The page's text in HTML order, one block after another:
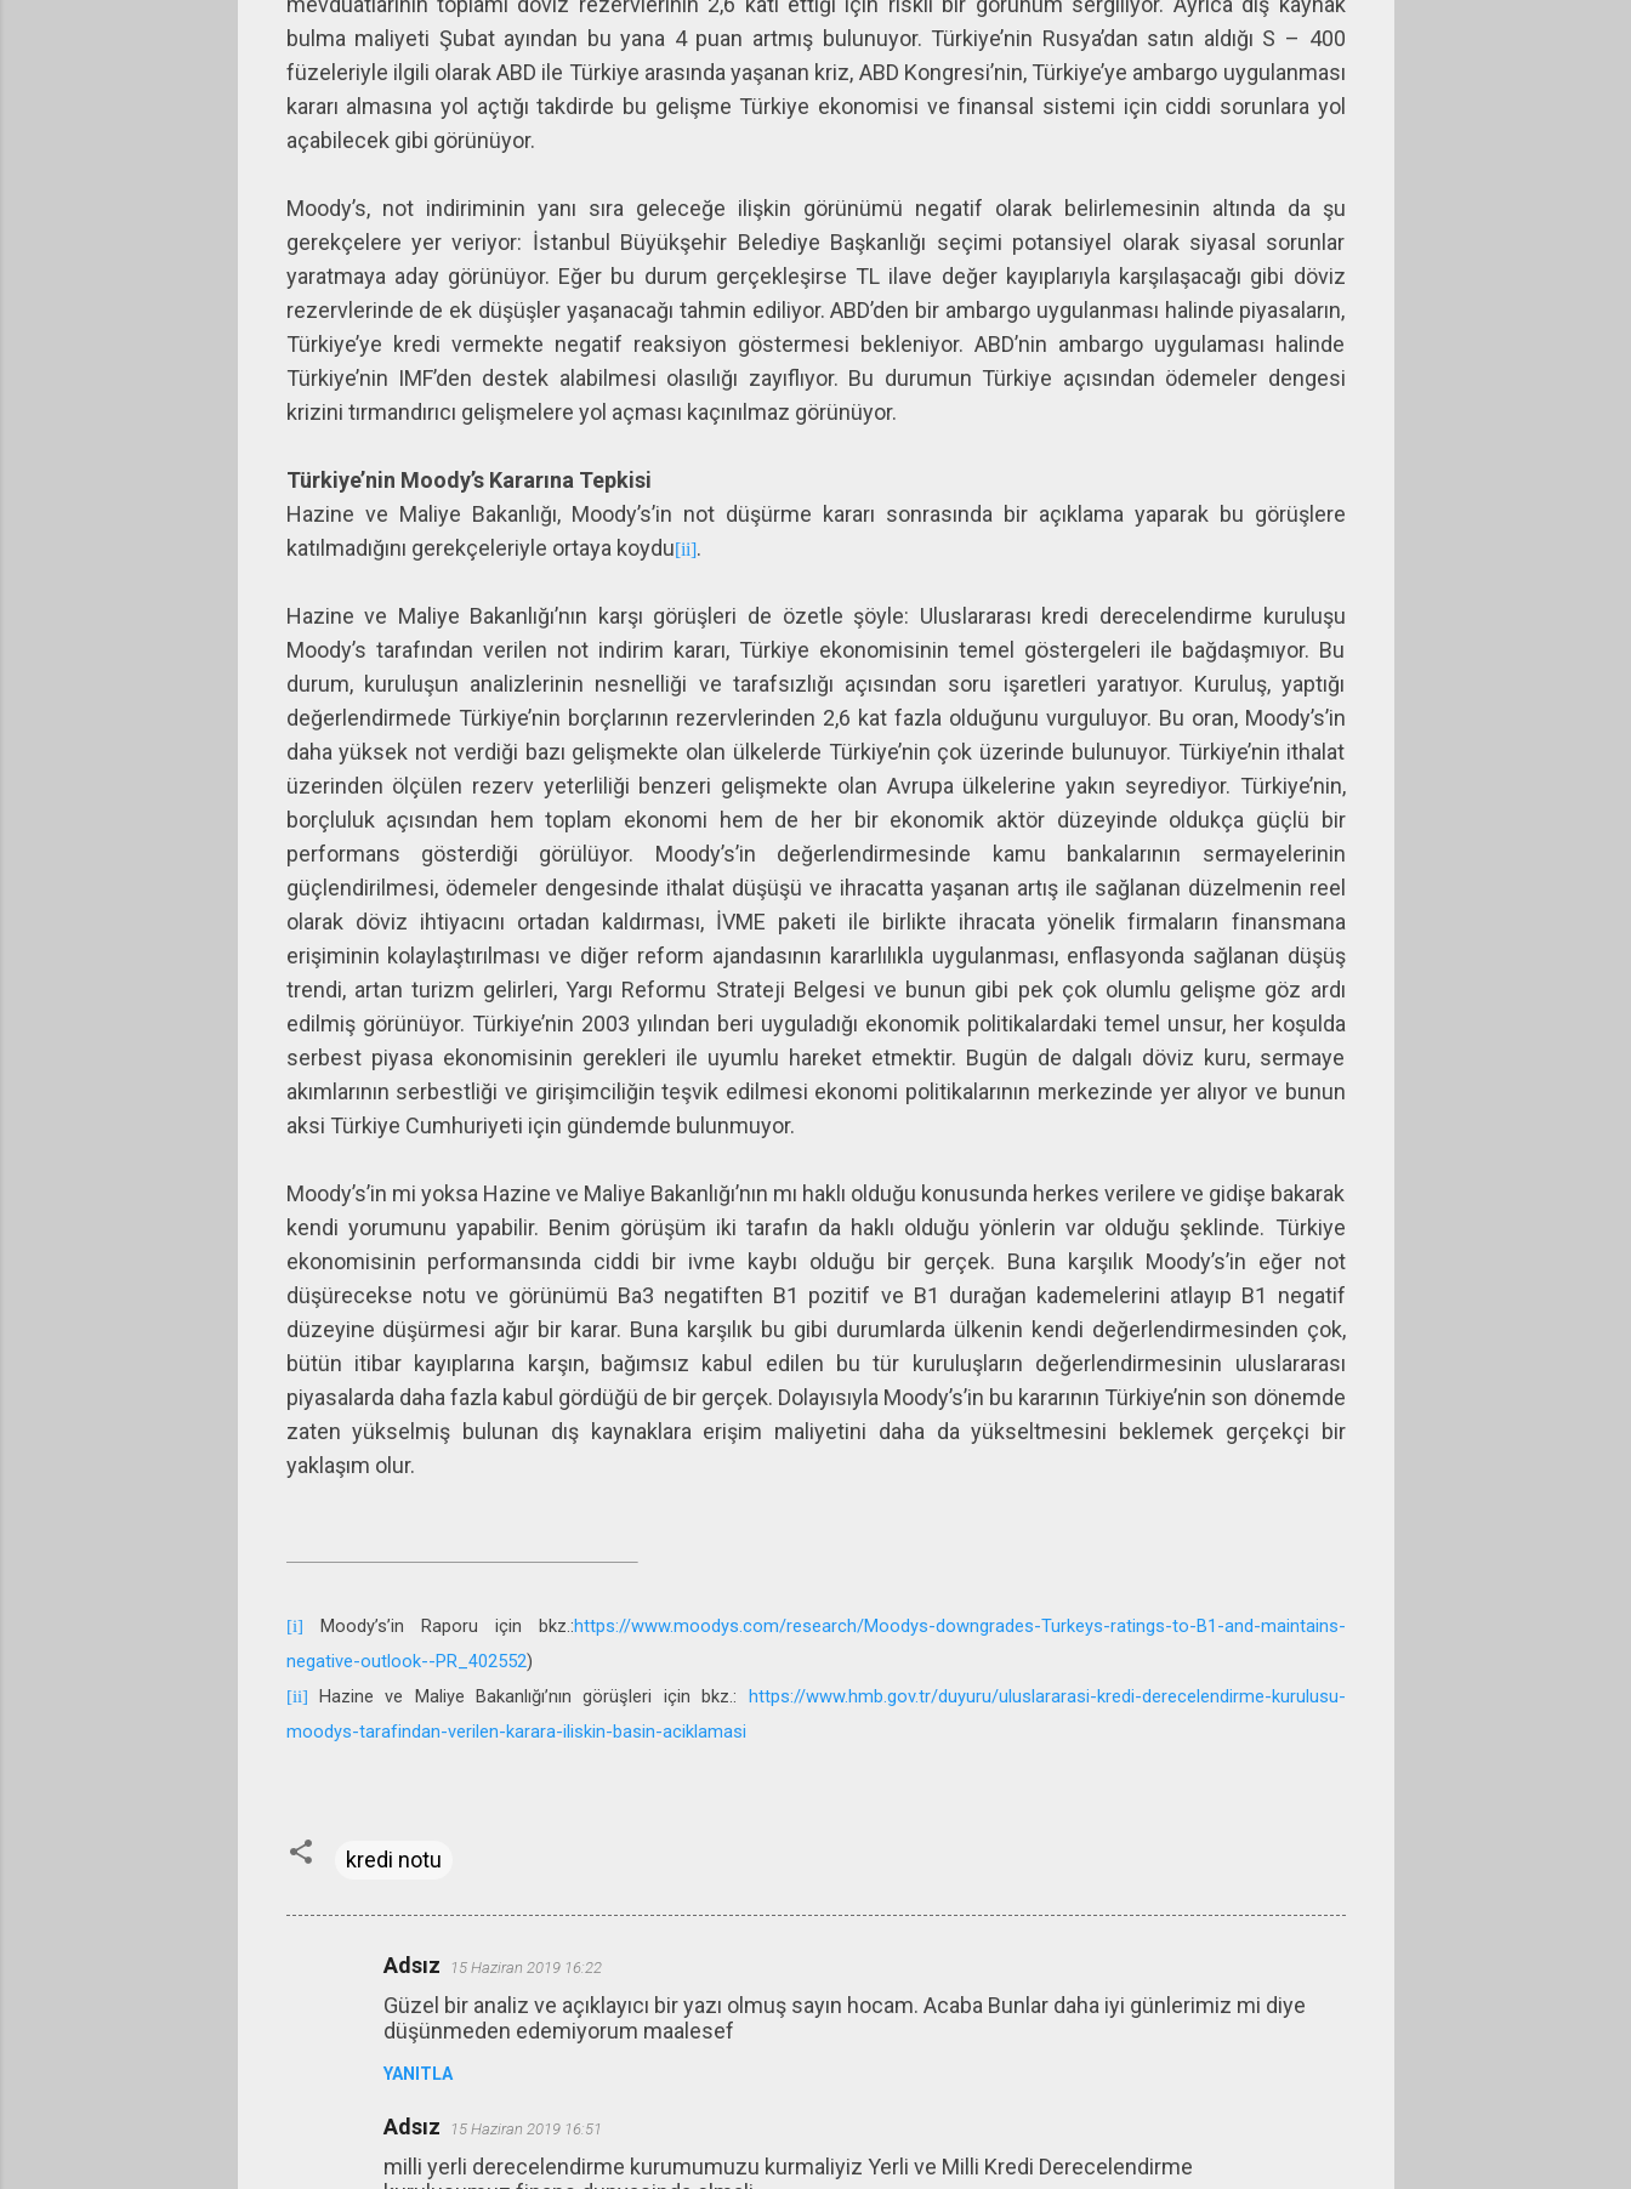
bulma maliyeti Şubat ayından bu yana 4 puan artmış bulunuyor. Türkiye’nin Rusya’dan satın aldığı S – 400
füzeleriyle ilgili olarak ABD ile Türkiye arasında yaşanan kriz, ABD Kongresi’nin, Türkiye’ye ambargo uygulanması
kararı almasına yol açtığı takdirde bu gelişme Türkiye ekonomisi ve finansal sistemi için ciddi sorunlara yol
açabilecek gibi görünüyor.
Moody’s, not indiriminin yanı sıra geleceğe ilişkin görünümü negatif olarak belirlemesinin altında da şu
gerekçelere yer veriyor: İstanbul Büyükşehir Belediye Başkanlığı seçimi potansiyel olarak siyasal sorunlar
yaratmaya aday görünüyor. Eğer bu durum gerçekleşirse TL ilave değer kayıplarıyla karşılaşacağı gibi döviz
rezervlerinde de ek düşüşler yaşanacağı tahmin ediliyor. ABD’den bir ambargo uygulanması halinde piyasaların,
Türkiye’ye kredi vermekte negatif reaksiyon göstermesi bekleniyor. ABD’nin ambargo uygulaması halinde
Türkiye’nin IMF’den destek alabilmesi olasılığı zayıflıyor. Bu durumun Türkiye açısından ödemeler dengesi
krizini tırmandırıcı gelişmelere yol açması kaçınılmaz görünüyor.
Türkiye’nin Moody’s Kararına Tepkisi
Hazine ve Maliye Bakanlığı, Moody’s’in not düşürme kararı sonrasında bir açıklama yaparak bu görüşlere
katılmadığını gerekçeleriyle ortaya koydu[ii].
Hazine ve Maliye Bakanlığı’nın karşı görüşleri de özetle şöyle: Uluslararası kredi derecelendirme kuruluşu
Moody’s tarafından verilen not indirim kararı, Türkiye ekonomisinin temel göstergeleri ile bağdaşmıyor. Bu
durum, kuruluşun analizlerinin nesnelliği ve tarafsızlığı açısından soru işaretleri yaratıyor. Kuruluş, yaptığı
değerlendirmede Türkiye’nin borçlarının rezervlerinden 2,6 kat fazla olduğunu vurguluyor. Bu oran, Moody’s’in
daha yüksek not verdiği bazı gelişmekte olan ülkelerde Türkiye’nin çok üzerinde bulunuyor. Türkiye’nin ithalat
üzerinden ölçülen rezerv yeterliliği benzeri gelişmekte olan Avrupa ülkelerine yakın seyrediyor. Türkiye’nin,
borçluluk açısından hem toplam ekonomi hem de her bir ekonomik aktör düzeyinde oldukça güçlü bir
performans gösterdiği görülüyor. Moody’s’in değerlendirmesinde kamu bankalarının sermayelerinin
güçlendirilmesi, ödemeler dengesinde ithalat düşüşü ve ihracatta yaşanan artış ile sağlanan düzelmenin reel
olarak döviz ihtiyacını ortadan kaldırması, İVME paketi ile birlikte ihracata yönelik firmaların finansmana
erişiminin kolaylaştırılması ve diğer reform ajandasının kararlılıkla uygulanması, enflasyonda sağlanan düşüş
trendi, artan turizm gelirleri, Yargı Reformu Strateji Belgesi ve bunun gibi pek çok olumlu gelişme göz ardı
edilmiş görünüyor. Türkiye’nin 2003 yılından beri uyguladığı ekonomik politikalardaki temel unsur, her koşulda
serbest piyasa ekonomisinin gerekleri ile uyumlu hareket etmektir. Bugün de dalgalı döviz kuru, sermaye
akımlarının serbestliği ve girişimciliğin teşvik edilmesi ekonomi politikalarının merkezinde yer alıyor ve bunun
aksi Türkiye Cumhuriyeti için gündemde bulunmuyor.
Moody’s’in mi yoksa Hazine ve Maliye Bakanlığı’nın mı haklı olduğu konusunda herkes verilere ve gidişe bakarak
kendi yorumunu yapabilir. Benim görüşüm iki tarafın da haklı olduğu yönlerin var olduğu şeklinde. Türkiye
ekonomisinin performansında ciddi bir ivme kaybı olduğu bir gerçek. Buna karşılık Moody’s’in eğer not
düşürecekse notu ve görünümü Ba3 negatiften B1 pozitif ve B1 durağan kademelerini atlayıp B1 negatif
düzeyine düşürmesi ağır bir karar. Buna karşılık bu gibi durumlarda ülkenin kendi değerlendirmesinden çok,
bütün itibar kayıplarına karşın, bağımsız kabul edilen bu tür kuruluşların değerlendirmesinin uluslararası
piyasalarda daha fazla kabul gördüğü de bir gerçek. Dolayısıyla Moody’s’in bu kararının Türkiye’nin son dönemde
zaten yükselmiş bulunan dış kaynaklara erişim maliyetini daha da yükseltmesini beklemek gerçekçi bir
yaklaşım olur.
[i] Moody’s’in Raporu için bkz.:https://www.moodys.com/research/Moodys-downgrades-Turkeys-ratings-to-B1-and-maintains-
negative-outlook--PR_402552)
[ii] Hazine ve Maliye Bakanlığı’nın görüşleri için bkz.: https://www.hmb.gov.tr/duyuru/uluslararasi-kredi-derecelendirme-kurulusu-
moodys-tarafindan-verilen-karara-iliskin-basin-aciklamasi
kredi notu
Adsız 15 Haziran 2019 16:22
Güzel bir analiz ve açıklayıcı bir yazı olmuş sayın hocam. Acaba Bunlar daha iyi günlerimiz mi diye
düşünmeden edemiyorum maalesef
YANITLA
Adsız 15 Haziran 2019 16:51
milli yerli derecelendirme kurumumuzu kurmaliyiz Yerli ve Milli Kredi Derecelendirme